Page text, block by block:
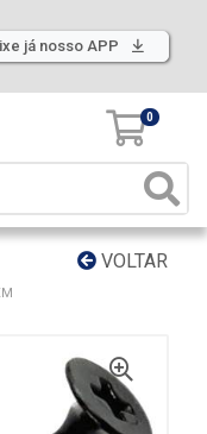
já nosso APP
0
VOLTAR